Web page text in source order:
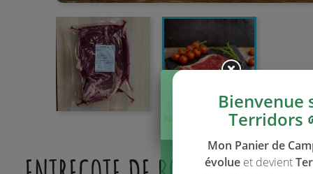
Bienvenue
Terridors
Mon Panier de
évolue et devient
Ne plus afficher